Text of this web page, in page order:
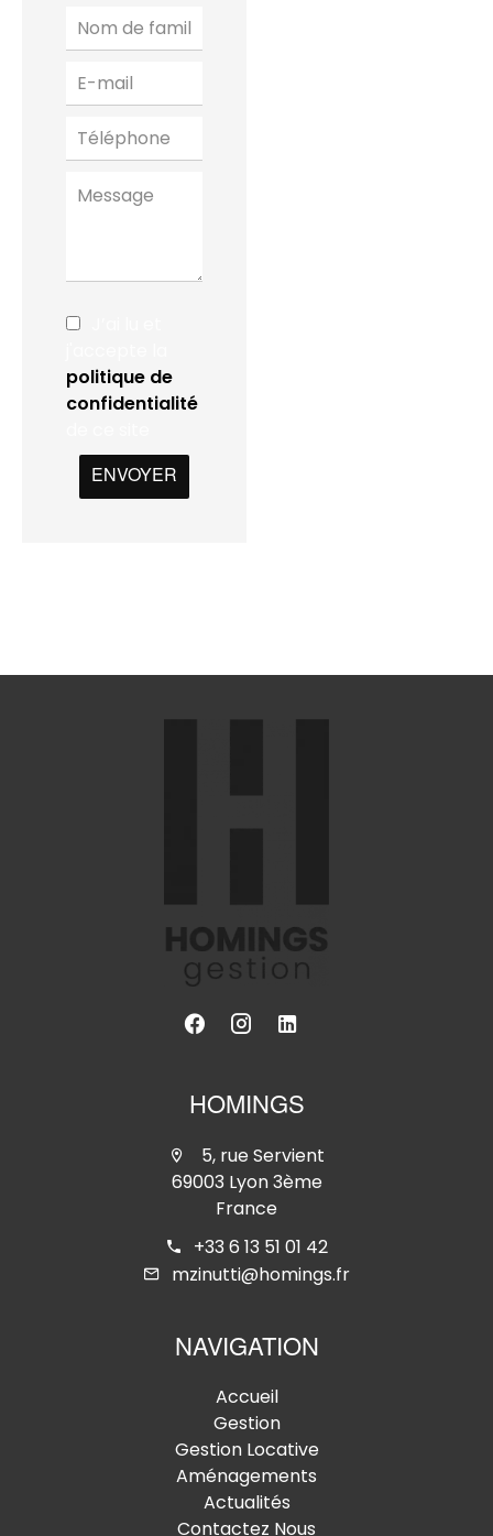
politique de
confidentialité
ENVOYER
HOMINGS
5, rue Servient
69003 Lyon 3ème
France
+33 6 13 51 01 42
mzinutti@homings.fr
NAVIGATION
Accueil
Gestion
Gestion Locative
Aménagements
Actualités
Contactez Nous